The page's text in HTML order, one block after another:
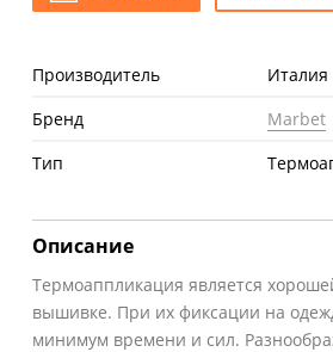
Производитель
Италия
Бренд
Marbet
Тип
Описание
Термоаппликация является
вышивке. При их фиксации на
минимум времени и сил.